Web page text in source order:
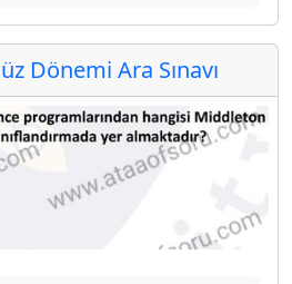
Dönemi Ara Sınavı